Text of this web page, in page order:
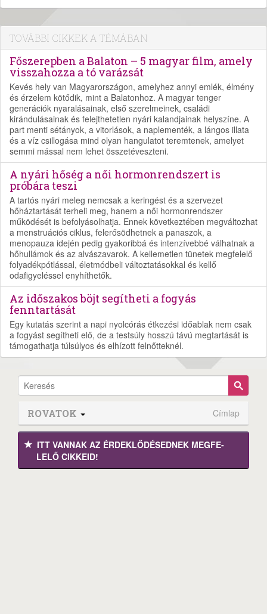
TOVÁBBI CIKKEK A TÉMÁBAN
Főszerepben a Balaton – 5 magyar film, amely
visszahozza a tó varázsát
Kevés hely van Magyarországon, amelyhez annyi emlék, élmény
és érzelem kötődik, mint a Balatonhoz. A magyar tenger
generációk nyaralásainak, első szerelmeinek, családi
kirándulásainak és felejthetetlen nyári kalandjainak helyszíne. A
part menti sétányok, a vitorlások, a naplementék, a lángos illata
és a víz csillogása mind olyan hangulatot teremtenek, amelyet
semmi mással nem lehet összetéveszteni.
A nyári hőség a női hormonrendszert is
próbára teszi
A tartós nyári meleg nemcsak a keringést és a szervezet
hőháztartását terheli meg, hanem a női hormonrendszer
működését is befolyásolhatja. Ennek következtében megváltozhat
a menstruációs ciklus, felerősödhetnek a panaszok, a
menopauza idején pedig gyakoribbá és intenzívebbé válhatnak a
hőhullámok és az alvászavarok. A kellemetlen tünetek megfelelő
folyadékpótlással, életmódbeli változtatásokkal és kellő
odafigyeléssel enyhíthetők.
Az időszakos böjt segítheti a fogyás
fenntartását
Egy kutatás szerint a napi nyolcórás étkezési időablak nem csak
a fogyást segítheti elő, de a testsúly hosszú távú megtartását is
támogathatja túlsúlyos és elhízott felnőtteknél.
ROVATOK Címlap
ITT VANNAK AZ ÉRDEK­LŐDÉ­SEDNEK MEGFE­
LELŐ CIKKEID!